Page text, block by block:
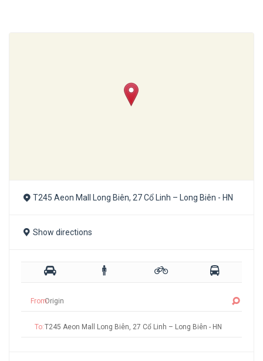
T245 Aeon Mall Long Biên, 27 Cổ Linh – Long Biên - HN
Show directions
From:
To: